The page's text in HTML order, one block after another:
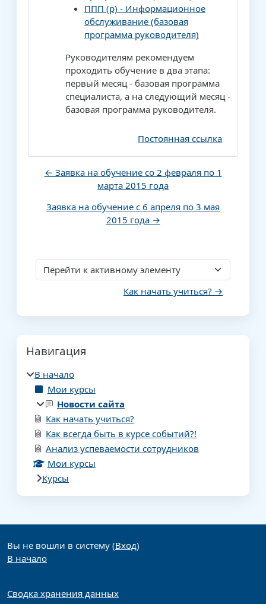
ППП (р) - Информационное
обслуживание (базовая
программа руководителя)
Руководителям рекомендуем
проходить обучение в два этапа:
первый месяц - базовая программа
специалиста, а на следующий месяц -
базовая программа руководителя.
Постоянная ссылка
← Заявка на обучение со 2 февраля по 1
марта 2015 года
Заявка на обучение с 6 апреля по 3 мая
2015 года →
Перейти к активному элементу
Как начать учиться? →
Блоки
Навигация
В начало
Мои курсы
Новости сайта
Как начать учиться?
Как всегда быть в курсе событий?!
Анализ успеваемости сотрудников
Мои курсы
Курсы
Дополнительные блоки
Вы не вошли в систему (Вход)
В начало
Сводка хранения данных